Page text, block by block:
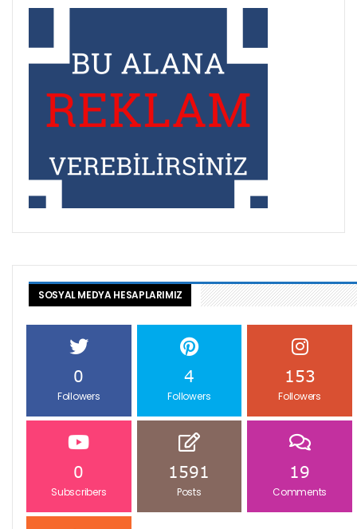
SOSYAL MEDYA HESAPLARIMIZ
0
Followers
4
Followers
153
Followers
0
Subscribers
1591
Posts
19
Comments